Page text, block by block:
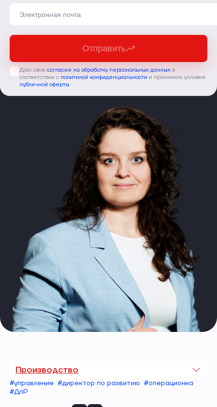
Даю свое согласие на обработку персональных данных в
соответствии с политикой конфиденциальности и принимаю условия
публичной оферты
Отправить
Производство
#управление #директор по развитию #операционка
#ДпР